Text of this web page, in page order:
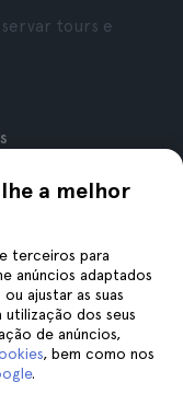
a melhor
terceiros para
anúncios adaptados
ajustar as suas
dos seus
de anúncios,
, bem como nos
.
tours e